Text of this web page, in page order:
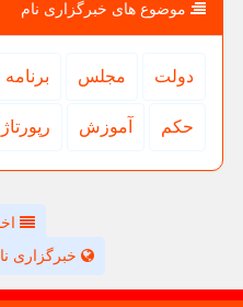
موضوع های خبرگزاری نام
دولت مجلس برنامه
حكم آموزش رپورتاژ
خبرگزاری